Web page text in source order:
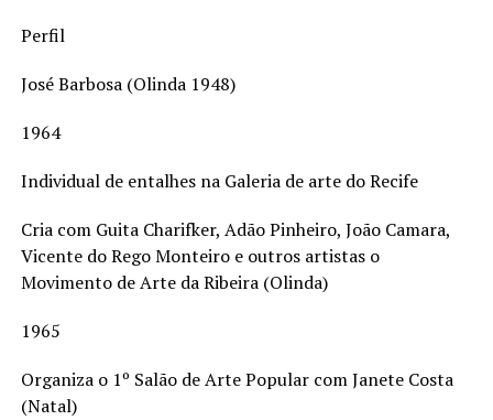
Perfil
José Barbosa (Olinda 1948)
1964
Individual de entalhes na Galeria de arte do Recife
Cria com Guita Charifker, Adão Pinheiro, João Camara,
Vicente do Rego Monteiro e outros artistas o
Movimento de Arte da Ribeira (Olinda)
1965
Organiza o 1º Salão de Arte Popular com Janete Costa
(Natal)